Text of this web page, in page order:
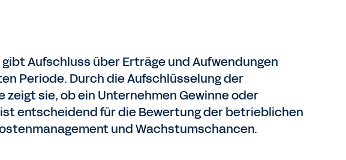
Aufschluss über Erträge und Aufwendungen
Periode. Durch die Aufschlüsselung der
sie, ob ein Unternehmen Gewinne oder
entscheidend für die Bewertung der betrieblichen
und Wachstumschancen.